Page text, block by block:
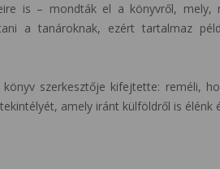
is – mondták el a könyvről, mely,
a tanároknak, ezért tartalmaz
szerkesztője kifejtette: reméli,
amely iránt külföldről is élénk